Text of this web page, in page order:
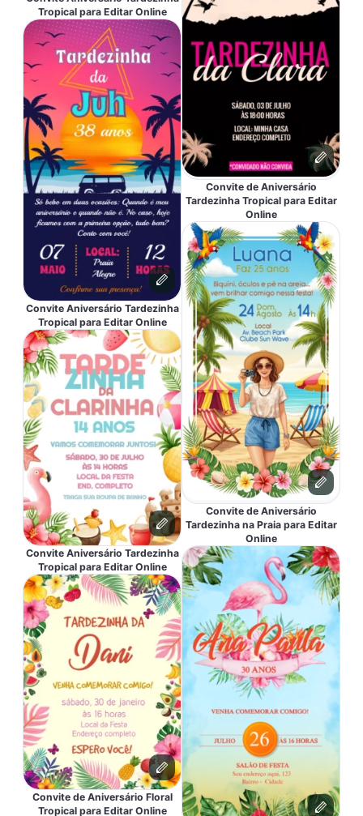
Tropical para Editar Online
Convite Aniversário Tardezinha
Tropical para Editar Online
Convite Aniversário Tardezinha
Tropical para Editar Online
Convite de Aniversário Floral
Tropical para Editar Online
Convite de Aniversário
Tardezinha Tropical para Editar
Online
Convite de Aniversário
Tardezinha na Praia para Editar
Online